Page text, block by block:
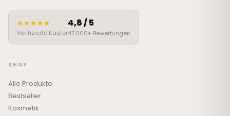
★★★★★
Verifizierte Kaüfer
4,8 / 5
47.000+ Bewertungen
SHOP
Alle Produkte
Bestseller
Kosmetik